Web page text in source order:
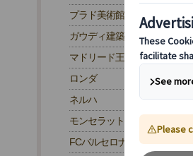
プラド美術館
ガウディ建築
マドリード王宮
ロンダ
ネルハ
モンセラット
FCバルセロナ・カンプノウ